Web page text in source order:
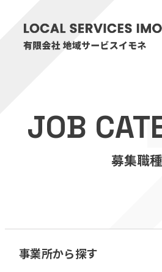
医療・介護事業
訪問看護リハビリステ
福祉用具プランナー
JOB
募集職種
事業所から探す